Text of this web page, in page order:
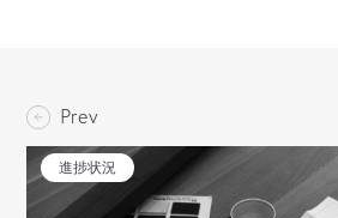
Prev
進捗状況